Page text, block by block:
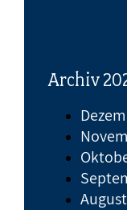
Archiv
August